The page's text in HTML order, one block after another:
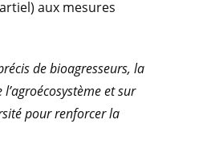
aux mesures
de bioagresseurs, la
et sur
pour renforcer la